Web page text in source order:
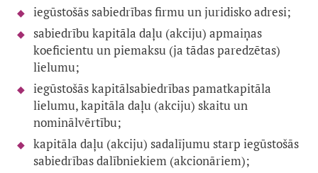
iegūstošās sabiedrības firmu un juridisko adresi;
sabiedrību kapitāla daļu (akciju) apmaiņas
koeficientu un piemaksu (ja tādas paredzētas)
lielumu;
iegūstošās kapitālsabiedrības pamatkapitāla
lielumu, kapitāla daļu (akciju) skaitu un
nominālvērtību;
kapitāla daļu (akciju) sadalījumu starp iegūstošās
sabiedrības dalībniekiem (akcionāriem);